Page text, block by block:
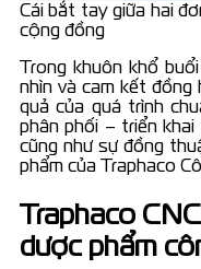
Cái bắt tay giữa hai
cộng đồng
Trong khuôn khổ
nhìn và cam kết đồng
quả của quá trình
phân phối – triển
cũng như sự đồng
phẩm của Traphaco
Traphaco
dược phẩm